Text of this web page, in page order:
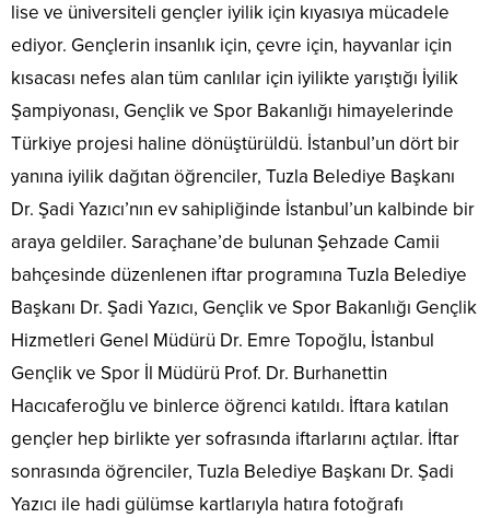
lise ve üniversiteli gençler iyilik için kıyasıya mücadele
ediyor. Gençlerin insanlık için, çevre için, hayvanlar için
kısacası nefes alan tüm canlılar için iyilikte yarıştığı İyilik
Şampiyonası, Gençlik ve Spor Bakanlığı himayelerinde
Türkiye projesi haline dönüştürüldü. İstanbul’un dört bir
yanına iyilik dağıtan öğrenciler, Tuzla Belediye Başkanı
Dr. Şadi Yazıcı’nın ev sahipliğinde İstanbul’un kalbinde bir
araya geldiler. Saraçhane’de bulunan Şehzade Camii
bahçesinde düzenlenen iftar programına Tuzla Belediye
Başkanı Dr. Şadi Yazıcı, Gençlik ve Spor Bakanlığı Gençlik
Hizmetleri Genel Müdürü Dr. Emre Topoğlu, İstanbul
Gençlik ve Spor İl Müdürü Prof. Dr. Burhanettin
Hacıcaferoğlu ve binlerce öğrenci katıldı. İftara katılan
gençler hep birlikte yer sofrasında iftarlarını açtılar. İftar
sonrasında öğrenciler, Tuzla Belediye Başkanı Dr. Şadi
Yazıcı ile hadi gülümse kartlarıyla hatıra fotoğrafı